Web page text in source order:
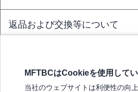
返品および交換等について
MFTBCはCookieを使用して
当社のウェブサイトは利便性の向